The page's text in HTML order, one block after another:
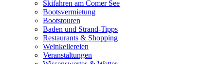
Skifahren am Comer See
Bootsvermietung
Bootstouren
Baden und Strand-Tipps
Restaurants & Shopping
Weinkellereien
Veranstaltungen